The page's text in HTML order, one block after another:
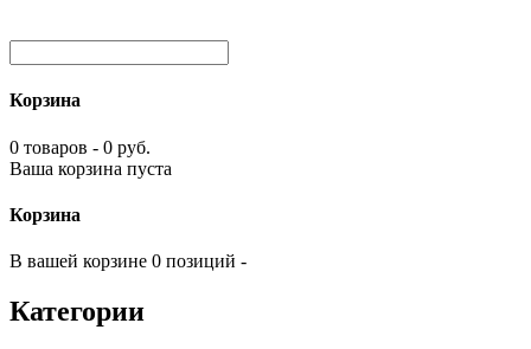
Корзина
0 товаров - 0 руб.
Ваша корзина пуста
Корзина
В вашей корзине 0 позиций -
Категории